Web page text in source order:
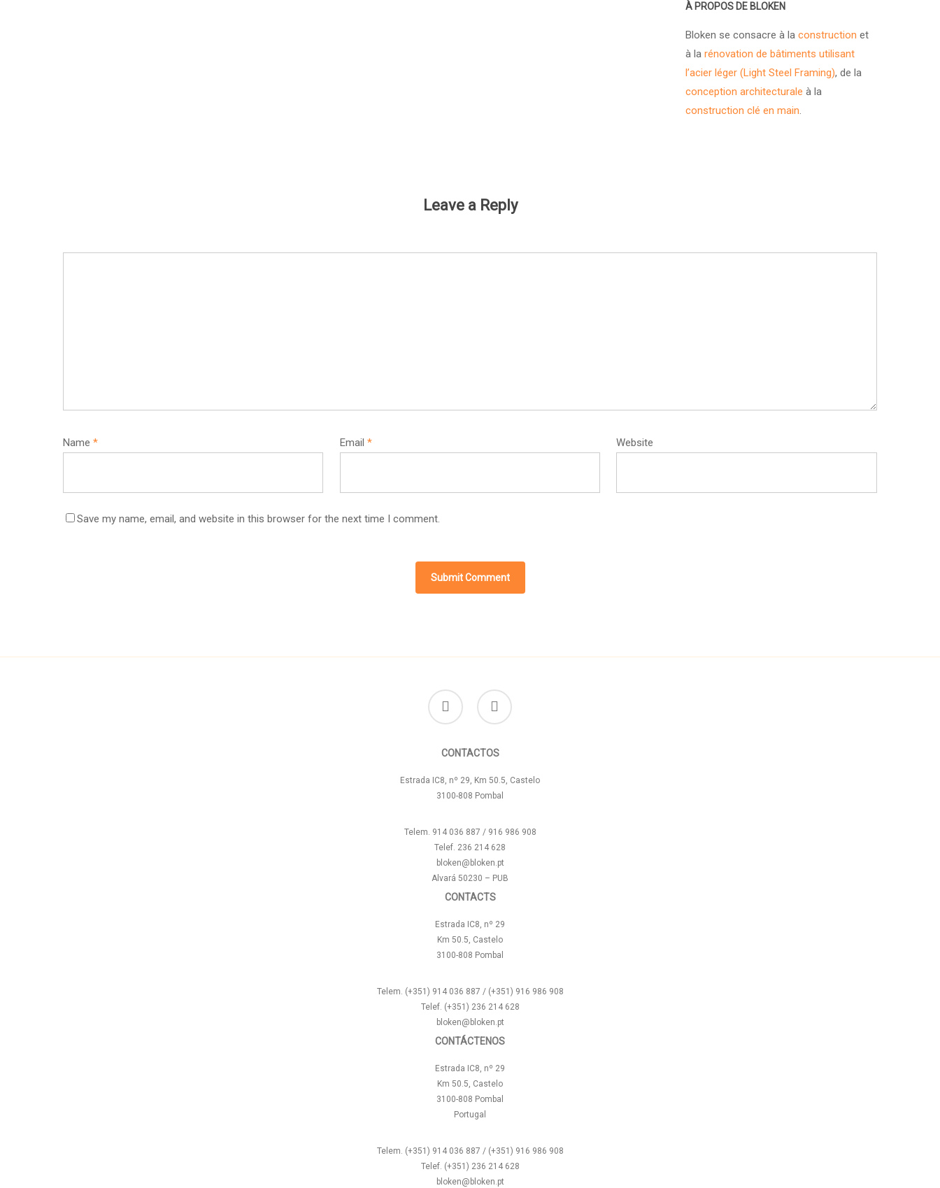
À PROPOS DE BLOKEN
Bloken se consacre à laconstruction et
à larénovation de bâtiments utilisant
l’acier léger (Light Steel Framing), de la
conception architecturale à la
construction clé en main.
Leave a Reply
Name * Email * Website
Save my name, email, and website in this browser for the next time I comment.
facebook instagram
CONTACTOS
Estrada IC8, nº 29, Km 50.5, Castelo
3100-808 Pombal
Telem. 914 036 887 / 916 986 908
Telef. 236 214 628
bloken@bloken.pt
Alvará 50230 – PUB
CONTACTS
Estrada IC8, nº 29
Km 50.5, Castelo
3100-808 Pombal
Telem. (+351) 914 036 887 / (+351) 916 986 908
Telef. (+351) 236 214 628
bloken@bloken.pt
CONTÁCTENOS
Estrada IC8, nº 29
Km 50.5, Castelo
3100-808 Pombal
Portugal
Telem. (+351) 914 036 887 / (+351) 916 986 908
Telef. (+351) 236 214 628
bloken@bloken.pt